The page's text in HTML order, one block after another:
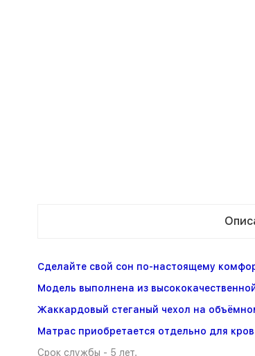
Сделайте свой сон по-настоящему
Модель выполнена из
Жаккардовый стеганый чехол на
Матрас приобретается отдельно для
Срок службы - 5 лет.